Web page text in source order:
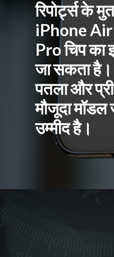
रिपोर्ट्स के
iPhone
Pro चिप का
जा सकता है।
पतला और
मौजूदा मॉडल
उम्मीद है।